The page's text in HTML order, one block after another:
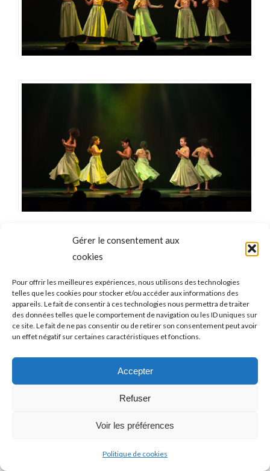
Gérer le consentement aux
cookies
Pour offrir les meilleures expériences, nous utilisons des technologies
telles que les cookies pour stocker et/ou accéder aux informations des
appareils. Le fait de consentir à ces technologies nous permettra de traiter
des données telles que le comportement de navigation ou les ID uniques sur
ce site. Le fait de ne pas consentir ou de retirer son consentement peut avoir
un effet négatif sur certaines caractéristiques et fonctions.
Accepter
Refuser
Voir les préférences
Politique de cookies